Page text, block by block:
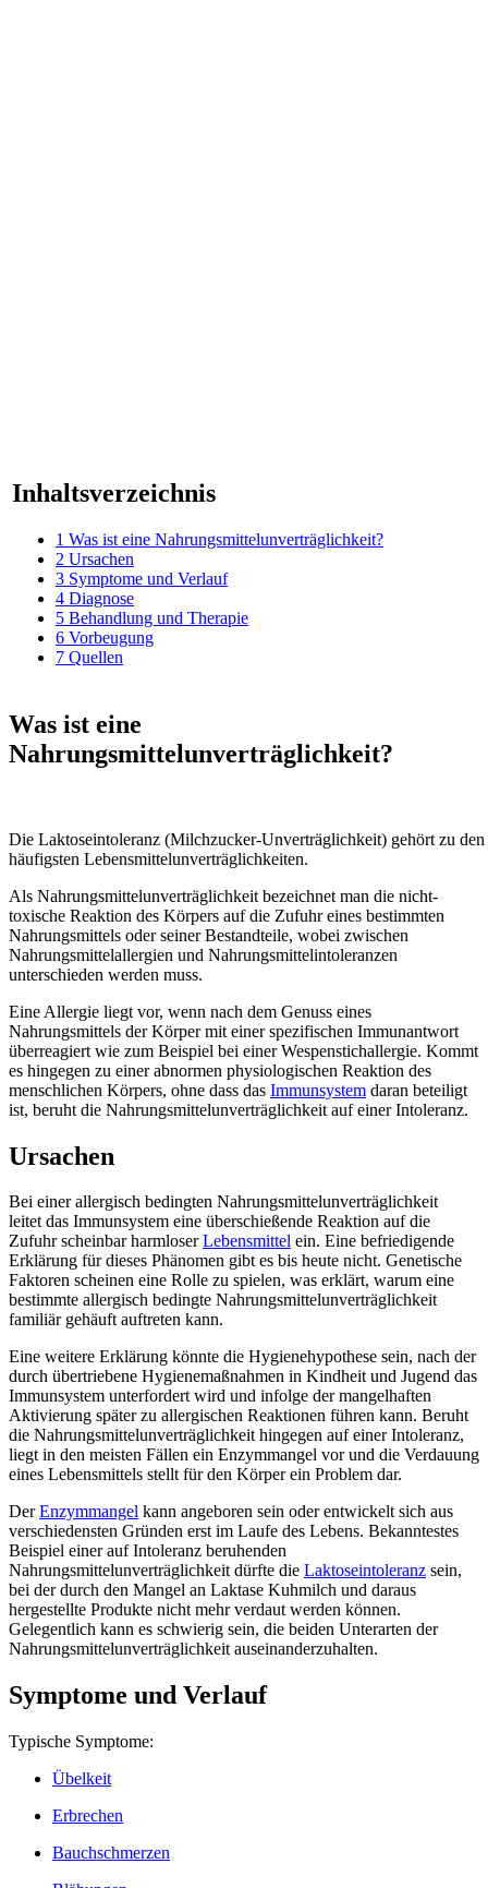
Inhaltsverzeichnis
1 Was ist eine Nahrungsmittelunverträglichkeit?
2 Ursachen
3 Symptome und Verlauf
4 Diagnose
5 Behandlung und Therapie
6 Vorbeugung
7 Quellen
Was ist eine
Nahrungsmittelunverträglichkeit?
Die Laktoseintoleranz (Milchzucker-Unverträglichkeit) gehört zu den
häufigsten Lebensmittelunverträglichkeiten.
Als Nahrungsmittelunverträglichkeit bezeichnet man die nicht-
toxische Reaktion des Körpers auf die Zufuhr eines bestimmten
Nahrungsmittels oder seiner Bestandteile, wobei zwischen
Nahrungsmittelallergien und Nahrungsmittelintoleranzen
unterschieden werden muss.
Eine Allergie liegt vor, wenn nach dem Genuss eines
Nahrungsmittels der Körper mit einer spezifischen Immunantwort
überreagiert wie zum Beispiel bei einer Wespenstichallergie. Kommt
es hingegen zu einer abnormen physiologischen Reaktion des
menschlichen Körpers, ohne dass das Immunsystem daran beteiligt
ist, beruht die Nahrungsmittelunverträglichkeit auf einer Intoleranz.
Ursachen
Bei einer allergisch bedingten Nahrungsmittelunverträglichkeit
leitet das Immunsystem eine überschießende Reaktion auf die
Zufuhr scheinbar harmloserLebensmittel ein. Eine befriedigende
Erklärung für dieses Phänomen gibt es bis heute nicht. Genetische
Faktoren scheinen eine Rolle zu spielen, was erklärt, warum eine
bestimmte allergisch bedingte Nahrungsmittelunverträglichkeit
familiär gehäuft auftreten kann.
Eine weitere Erklärung könnte die Hygienehypothese sein, nach der
durch übertriebene Hygienemaßnahmen in Kindheit und Jugend das
Immunsystem unterfordert wird und infolge der mangelhaften
Aktivierung später zu allergischen Reaktionen führen kann. Beruht
die Nahrungsmittelunverträglichkeit hingegen auf einer Intoleranz,
liegt in den meisten Fällen ein Enzymmangel vor und die Verdauung
eines Lebensmittels stellt für den Körper ein Problem dar.
DerEnzymmangel kann angeboren sein oder entwickelt sich aus
verschiedensten Gründen erst im Laufe des Lebens. Bekanntestes
Beispiel einer auf Intoleranz beruhenden
Nahrungsmittelunverträglichkeit dürfte die Laktoseintoleranz sein,
bei der durch den Mangel an Laktase Kuhmilch und daraus
hergestellte Produkte nicht mehr verdaut werden können.
Gelegentlich kann es schwierig sein, die beiden Unterarten der
Nahrungsmittelunverträglichkeit auseinanderzuhalten.
Symptome und Verlauf
Typische Symptome:
Übelkeit
Erbrechen
Bauchschmerzen